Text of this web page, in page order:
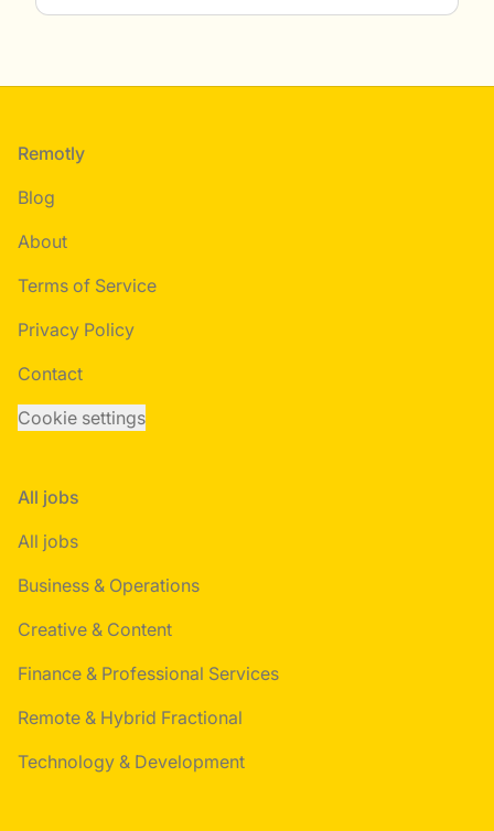
Footer
Remotly
Blog
About
Terms of Service
Privacy Policy
Contact
Cookie settings
All jobs
All jobs
Business & Operations
Creative & Content
Finance & Professional Services
Remote & Hybrid Fractional
Technology & Development